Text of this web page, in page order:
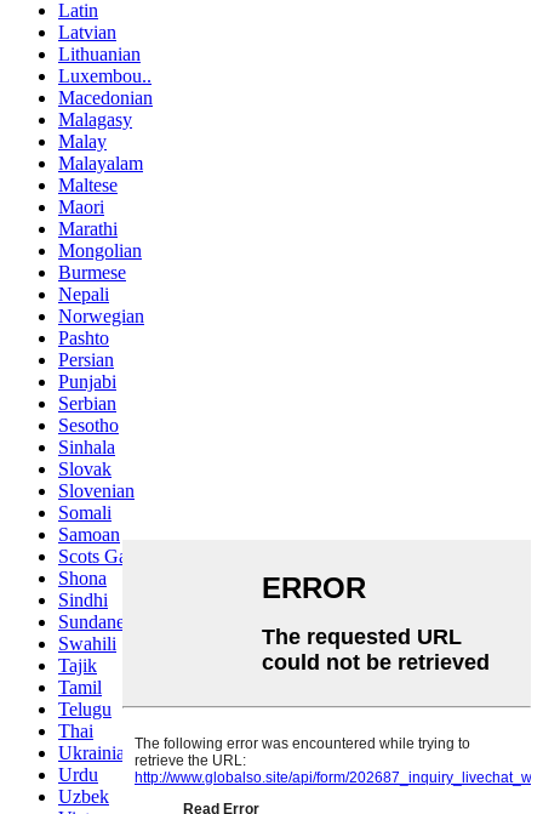
Latin
Latvian
Lithuanian
Luxembou..
Macedonian
Malagasy
Malay
Malayalam
Maltese
Maori
Marathi
Mongolian
Burmese
Nepali
Norwegian
Pashto
Persian
Punjabi
Serbian
Sesotho
Sinhala
Slovak
Slovenian
Somali
Samoan
Scots Gaelic
Shona
Sindhi
Sundanese
Swahili
Tajik
Tamil
Telugu
Thai
Ukrainian
Urdu
Uzbek